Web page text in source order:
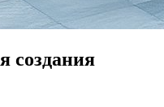
создания